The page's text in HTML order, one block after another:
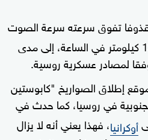
تفوق سرعته سرعة الصوت
بعشر مرات، أو حوالي 12000 كيلومتر في الساعة، إلى مدى
إطلاق الصواريخ "كابوستين
في روسيا، كما حدث في
أوكرانيا، فهذا يعني أنه لا يزال